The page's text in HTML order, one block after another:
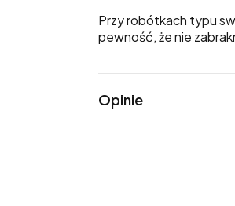
Przy robótkach typu
pewność, że nie
Opinie